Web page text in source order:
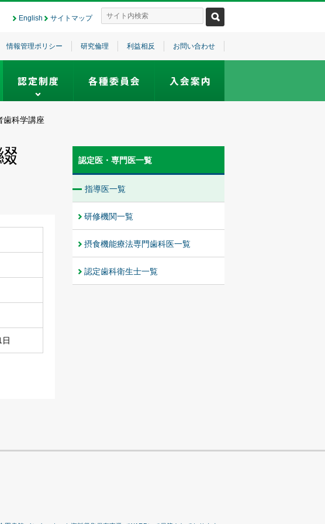
English サイトマップ
情報管理ポリシー 研究倫理 利益相反 お問い合わせ
科学講座
認定医・専門医一覧
指導医一覧
研修機関一覧
摂食機能療法専門歯科医一覧
認定歯科衛生士一覧